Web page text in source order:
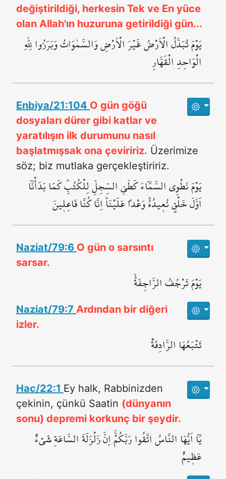
değiştirildiği, herkesin Tek ve En yüce
olan Allah'ın huzuruna getirildiği gün...
يَوْمَ تُبَدَّلُ الْاَرْضُ غَيْرَ الْاَرْضِ وَالسَّمٰوَاتُ وَبَرَزُوا لِلّٰهِ
الْوَاحِدِ الْقَهَّارِ
Enbiya/21:104 O gün göğü
dosyaları dürer gibi katlar ve
yaratılışın ilk durumunu nasıl
başlatmışsak ona çeviririz. Üzerimize
söz; biz mutlaka gerçekleştiririz.
يَوْمَ نَطْوِي السَّمَٓاءَ كَطَيِّ السِّجِلِّ لِلْكُتُبِۜ كَمَا بَدَأْنَٓا
اَوَّلَ خَلْقٍ نُع۪يدُهُۜ وَعْداً عَلَيْنَاۜ اِنَّا كُنَّا فَاعِل۪ينَ
Naziat/79:6 O gün o sarsıntı
sarsar.
يَوْمَ تَرْجُفُ الرَّاجِفَةُۙ
Naziat/79:7 Ardından bir diğeri
izler.
تَتْبَعُهَا الرَّادِفَةُۜ
Hac/22:1 Ey halk, Rabbinizden
çekinin, çünkü Saatin (dünyanın
sonu) depremi korkunç bir şeydir.
يَٓا اَيُّهَا النَّاسُ اتَّقُوا رَبَّكُمْۚ اِنَّ زَلْزَلَةَ السَّاعَةِ شَيْءٌ
عَظ۪يمٌ